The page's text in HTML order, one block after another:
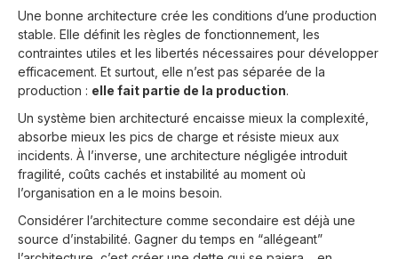
Une bonne architecture crée les conditions d’une production
stable. Elle définit les règles de fonctionnement, les
contraintes utiles et les libertés nécessaires pour développer
efficacement. Et surtout, elle n’est pas séparée de la
production : elle fait partie de la production.
Un système bien architecturé encaisse mieux la complexité,
absorbe mieux les pics de charge et résiste mieux aux
incidents. À l’inverse, une architecture négligée introduit
fragilité, coûts cachés et instabilité au moment où
l’organisation en a le moins besoin.
Considérer l’architecture comme secondaire est déjà une
source d’instabilité. Gagner du temps en “allégeant”